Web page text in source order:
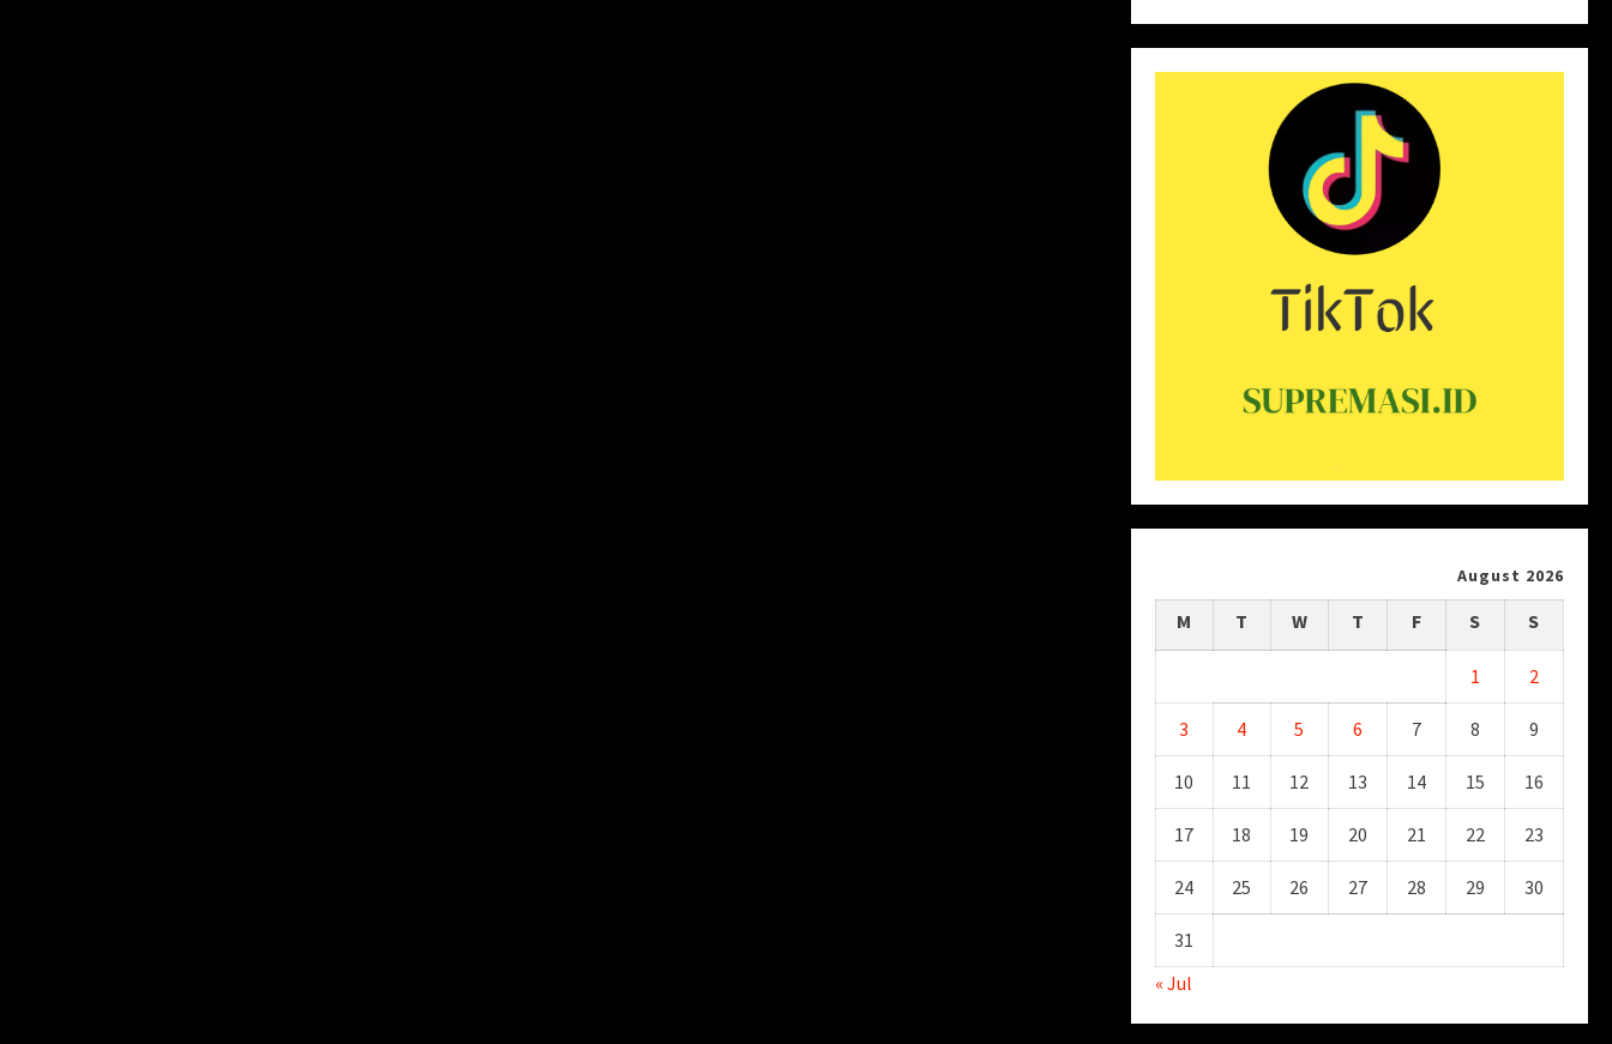
August 2026
M T W T F S S
1 2
3 4 5 6 7 8 9
10 11 12 13 14 15 16
17 18 19 20 21 22 23
24 25 26 27 28 29 30
31
« Jul